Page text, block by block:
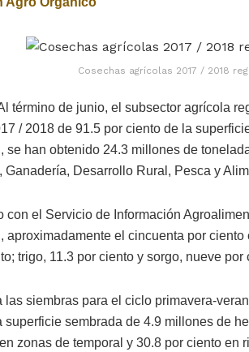
Cosechas agrícolas 2017 / 2018
término de junio, el subsector agrícola
/ 2018 de 91.5 por ciento de la
se han obtenido 24.3 millones de
Ganadería, Desarrollo Rural, Pesca y
con el Servicio de Información
aproximadamente el cincuenta por
trigo, 11.3 por ciento y sorgo, nueve por
las siembras para el ciclo primavera-
superficie sembrada de 4.9 millones de
zonas de temporal y 30.8 por ciento en